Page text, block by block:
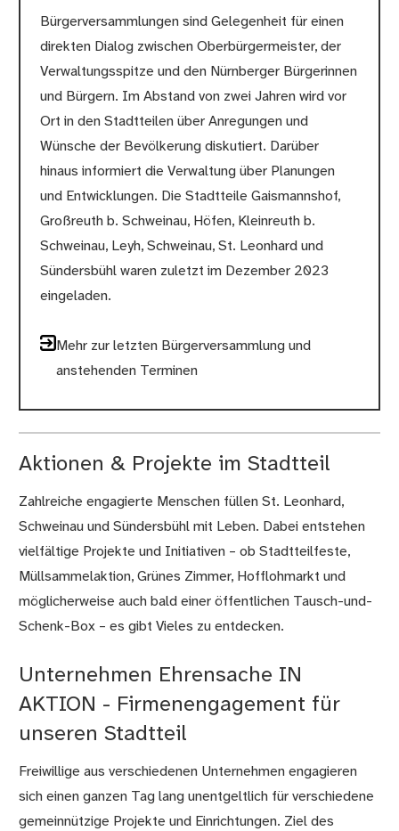
Bürgerversammlungen sind Gelegenheit für einen
direkten Dialog zwischen Oberbürgermeister, der
Verwaltungsspitze und den Nürnberger Bürgerinnen
und Bürgern. Im Abstand von zwei Jahren wird vor
Ort in den Stadtteilen über Anregungen und
Wünsche der Bevölkerung diskutiert. Darüber
hinaus informiert die Verwaltung über Planungen
und Entwicklungen. Die Stadtteile Gaismannshof,
Großreuth b. Schweinau, Höfen, Kleinreuth b.
Schweinau, Leyh, Schweinau, St. Leonhard und
Sündersbühl waren zuletzt im Dezember 2023
eingeladen.
Mehr zur letzten Bürgerversammlung und
anstehenden Terminen
Aktionen & Projekte im Stadtteil
Zahlreiche engagierte Menschen füllen St. Leonhard,
Schweinau und Sündersbühl mit Leben. Dabei entstehen
vielfältige Projekte und Initiativen – ob Stadtteilfeste,
Müllsammelaktion, Grünes Zimmer, Hofflohmarkt und
möglicherweise auch bald einer öffentlichen Tausch-und-
Schenk-Box – es gibt Vieles zu entdecken.
Unternehmen Ehrensache IN
AKTION - Firmenengagement für
unseren Stadtteil
Freiwillige aus verschiedenen Unternehmen engagieren
sich einen ganzen Tag lang unentgeltlich für verschiedene
gemeinnützige Projekte und Einrichtungen. Ziel des